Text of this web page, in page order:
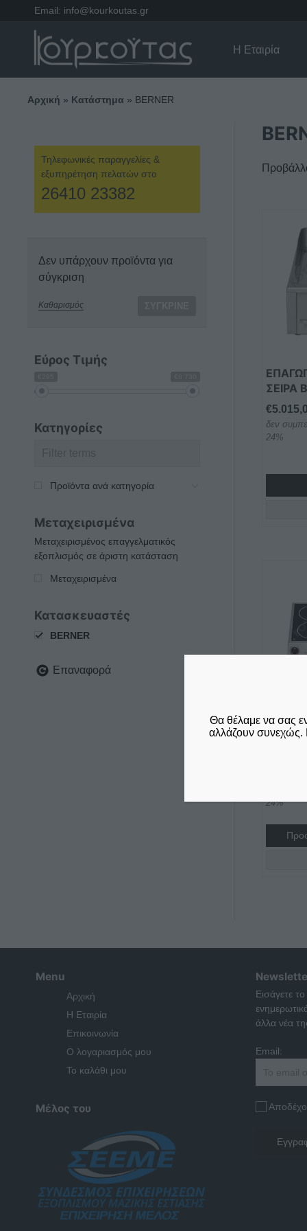
Email: info@kourkoutas.gr
Η Εταιρία
Αρχική » Κατάστημα » BERNER
Τηλεφωνικές παραγγελίες &
εξυπηρέτηση πελατών στο
26410 23382
Δεν υπάρχουν προϊόντα για
σύγκριση
Καθαρισμός
Εύρος Τιμής
Κατηγορίες
Προϊόντα ανά κατηγορία
Μεταχειρισμένα
Μεταχειρισμένος επαγγελματικός
εξοπλισμός σε άριστη κατάσταση
Μεταχειρισμένα
Κατασκευαστές
BERNER
Επαναφορά
ΣΕΙΡΑ
€
δεν
24%
προϊόν
να
στη
σελίδα
του
24%
Menu
Αρχική
Η Εταιρία
Επικοινωνία
Ο λογαριασμός μου
Το καλάθι μου
Μέλος του
Εισάγετε
άλλα νέα
Email:
Θα θέλαμε να σας
αλλάζουν συνεχώς.